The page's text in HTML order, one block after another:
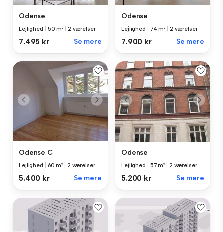
Odense
Lejlighed 50 m² 2 værelser
7.495 kr Se mere
Odense
Lejlighed 74 m² 2 værelser
7.900 kr Se mere
Odense C
Lejlighed 60 m² 2 værelser
5.400 kr Se mere
Odense
Lejlighed 57 m² 2 værelser
5.200 kr Se mere